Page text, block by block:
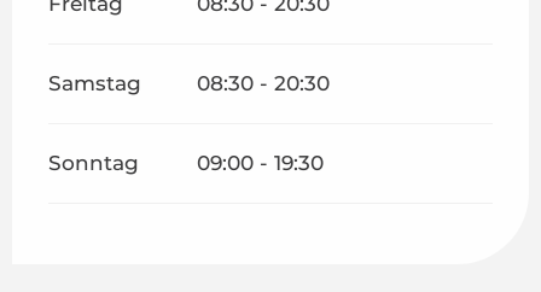
Samstag 08:30 - 20:30
Sonntag 09:00 - 19:30